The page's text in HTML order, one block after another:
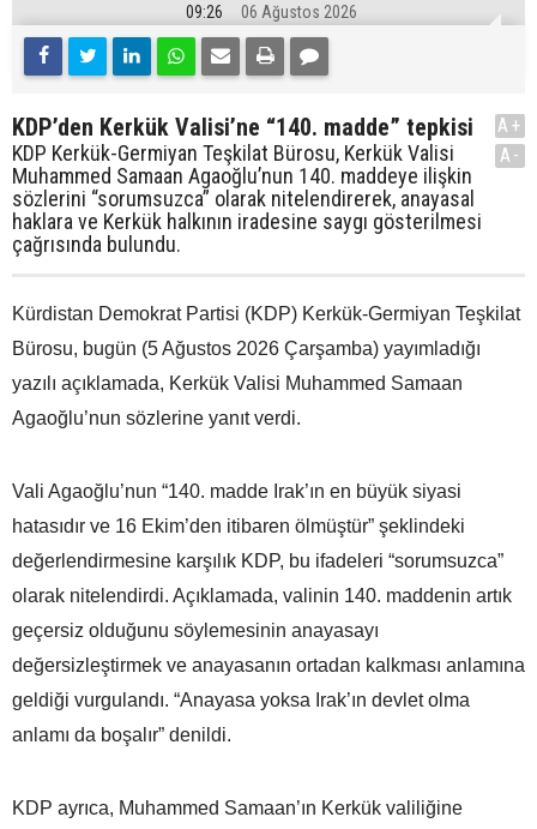
09:26 06 Ağustos 2026
KDP’den Kerkük Valisi’ne “140. madde” tepkisi
KDP Kerkük-Germiyan Teşkilat Bürosu, Kerkük Valisi
Muhammed Samaan Agaoğlu’nun 140. maddeye ilişkin
sözlerini “sorumsuzca” olarak nitelendirerek, anayasal
haklara ve Kerkük halkının iradesine saygı gösterilmesi
çağrısında bulundu.
A+
A-
Kürdistan Demokrat Partisi (KDP) Kerkük-Germiyan Teşkilat
Bürosu, bugün (5 Ağustos 2026 Çarşamba) yayımladığı
yazılı açıklamada, Kerkük Valisi Muhammed Samaan
Agaoğlu’nun sözlerine yanıt verdi.
Vali Agaoğlu’nun “140. madde Irak’ın en büyük siyasi
hatasıdır ve 16 Ekim’den itibaren ölmüştür” şeklindeki
değerlendirmesine karşılık KDP, bu ifadeleri “sorumsuzca”
olarak nitelendirdi. Açıklamada, valinin 140. maddenin artık
geçersiz olduğunu söylemesinin anayasayı
değersizleştirmek ve anayasanın ortadan kalkması anlamına
geldiği vurgulandı. “Anayasa yoksa Irak’ın devlet olma
anlamı da boşalır” denildi.
KDP ayrıca, Muhammed Samaan’ın Kerkük valiliğine